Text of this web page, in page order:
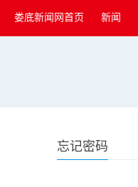
娄底新闻网首页 新闻
忘记密码